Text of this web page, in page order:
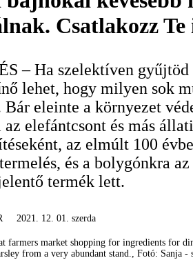
Csatlakozz Te
– Ha szelektíven
lehet, hogy milyen sok
Bár eleinte a környezet
az elefántcsont és más
az elmúlt 100
és a bolygónkra
termék lett.
2021. 12. 01. szerda
farmers market shopping for ingredients for
from a very abundant stand., Fotó: Sanja -